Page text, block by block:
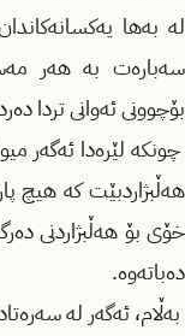
لە بەها
سەبارەت بە هەر
بۆچوونی ئەوانی تردا
چونکە لێرەدا ئەگەر
هەڵبژاردبێت کە هیچ
خۆی بۆ هەڵبژاردنی
دەباتەوە.
بەڵام، ئەگەر لە